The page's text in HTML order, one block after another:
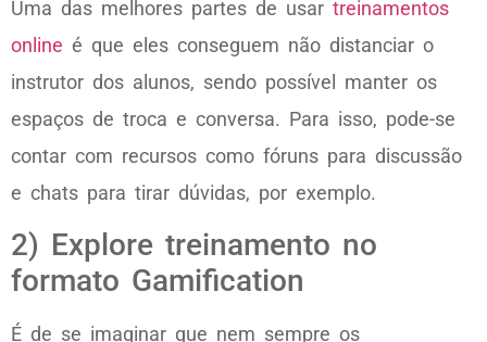
Uma das melhores partes de usar treinamentos
online é que eles conseguem não distanciar o
instrutor dos alunos, sendo possível manter os
espaços de troca e conversa. Para isso, pode-se
contar com recursos como fóruns para discussão
e chats para tirar dúvidas, por exemplo.
2) Explore treinamento no
formato Gamification
É de se imaginar que nem sempre os